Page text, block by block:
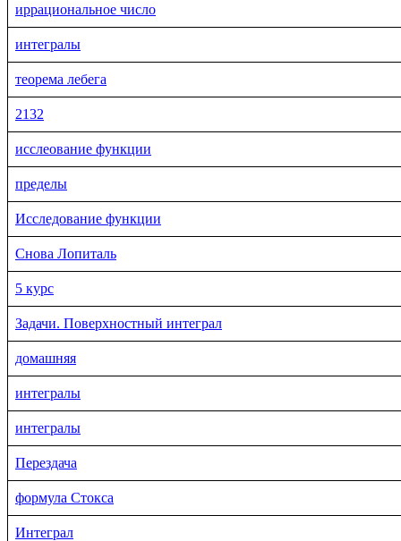
иррациональное число
интегралы
теорема лебега
2132
исслеование функции
пределы
Исследование функции
Снова Лопиталь
5 курс
Задачи. Поверхностный интеграл
домашняя
интегралы
интегралы
Перездача
формула Стокса
Интеграл